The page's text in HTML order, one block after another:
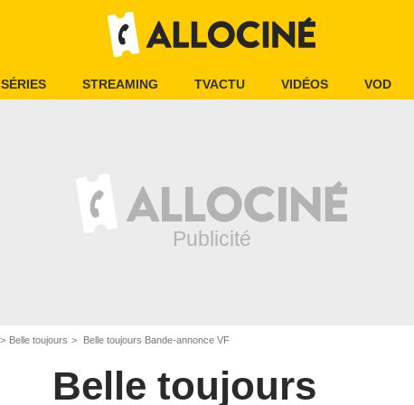
SÉRIES STREAMING TVACTU VIDÉOS VOD
Belle toujours Belle toujours Bande-annonce VF
Belle toujours